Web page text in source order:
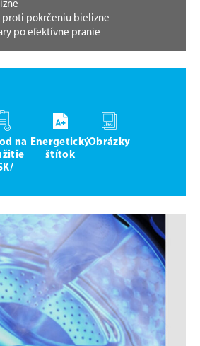
proti pokrčeniu bielizne
po efektívne pranie
na Energetický
štítok
Obrázky